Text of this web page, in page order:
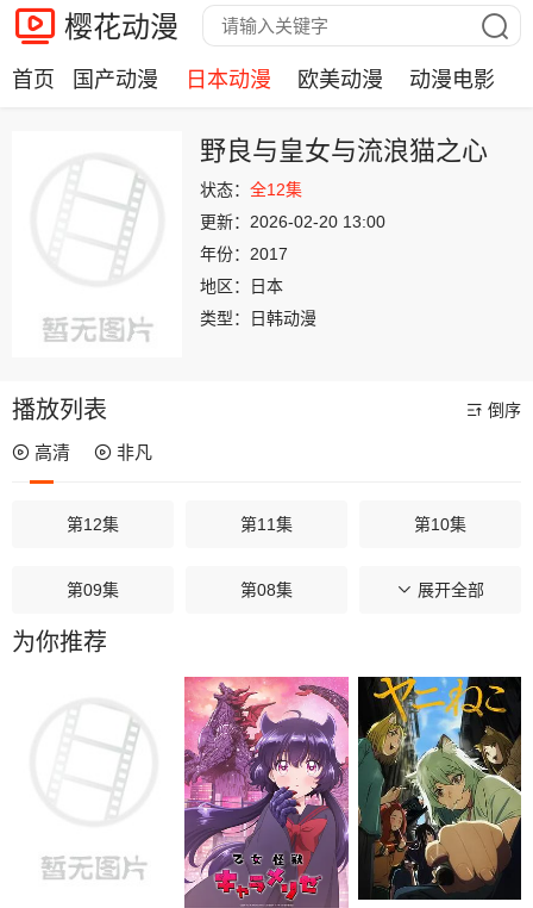
樱花动漫
首页 国产动漫 日本动漫 欧美动漫 动漫电影
野良与皇女与流浪猫之心
状态： 全12集
更新： 2026-02-20 13:00
年份： 2017
地区：
日本
类型：
日韩动漫
播放列表 倒序
高清 非凡
第12集 第11集 第10集
第09集 第08集 第07集
第06集
第02集 第01集
展开全部
为你推荐